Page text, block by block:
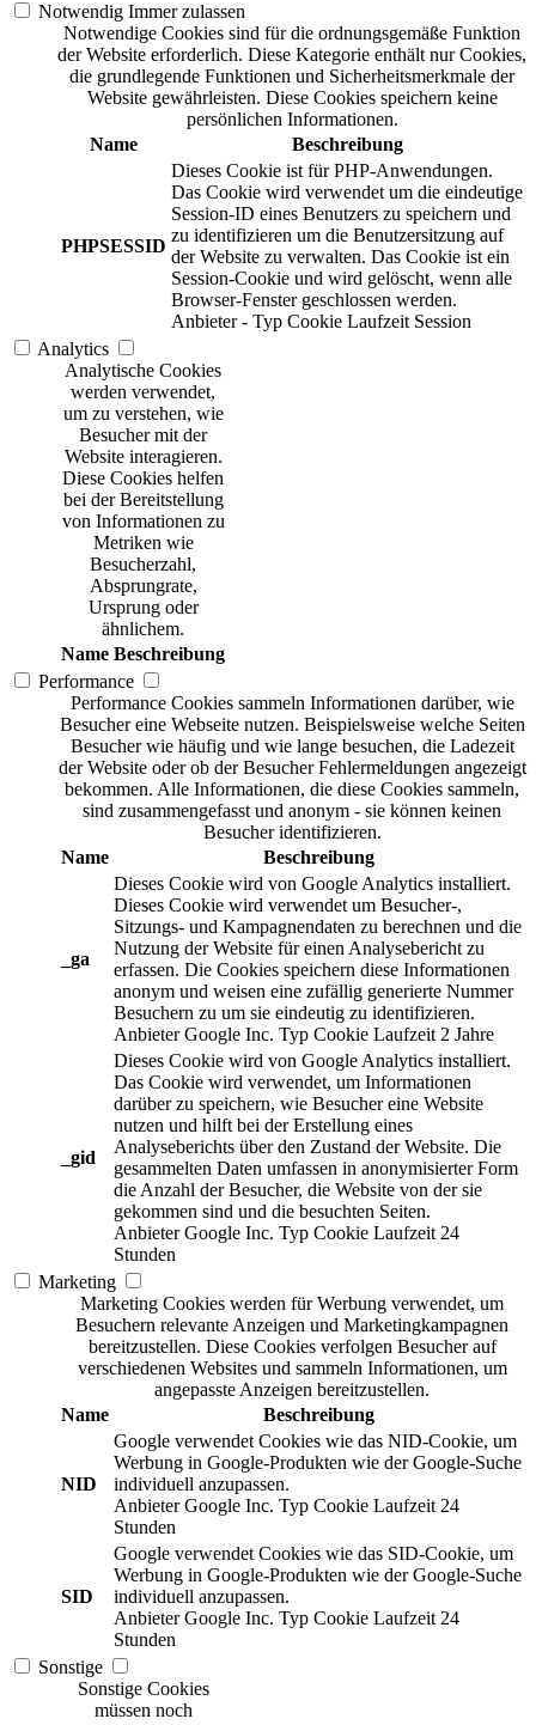
Notwendig Immer zulassen
Notwendige Cookies sind für die ordnungsgemäße Funktion
der Website erforderlich. Diese Kategorie enthält nur Cookies,
die grundlegende Funktionen und Sicherheitsmerkmale der
Website gewährleisten. Diese Cookies speichern keine
persönlichen Informationen.
Name
Beschreibung
PHPSESSID
Dieses Cookie ist für PHP-Anwendungen.
Das Cookie wird verwendet um die eindeutige
Session-ID eines Benutzers zu speichern und
zu identifizieren um die Benutzersitzung auf
der Website zu verwalten. Das Cookie ist ein
Session-Cookie und wird gelöscht, wenn alle
Browser-Fenster geschlossen werden.
Anbieter - Typ Cookie Laufzeit Session
Analytics
Analytische Cookies
werden verwendet,
um zu verstehen, wie
Besucher mit der
Website interagieren.
Diese Cookies helfen
bei der Bereitstellung
von Informationen zu
Metriken wie
Besucherzahl,
Absprungrate,
Ursprung oder
ähnlichem.
Name Beschreibung
Performance
Performance Cookies sammeln Informationen darüber, wie
Besucher eine Webseite nutzen. Beispielsweise welche Seiten
Besucher wie häufig und wie lange besuchen, die Ladezeit
der Website oder ob der Besucher Fehlermeldungen angezeigt
bekommen. Alle Informationen, die diese Cookies sammeln,
sind zusammengefasst und anonym - sie können keinen
Besucher identifizieren.
Name
Beschreibung
_ga
Dieses Cookie wird von Google Analytics installiert.
Dieses Cookie wird verwendet um Besucher-,
Sitzungs- und Kampagnendaten zu berechnen und die
Nutzung der Website für einen Analysebericht zu
erfassen. Die Cookies speichern diese Informationen
anonym und weisen eine zufällig generierte Nummer
Besuchern zu um sie eindeutig zu identifizieren.
Anbieter Google Inc. Typ Cookie Laufzeit 2 Jahre
_gid
Dieses Cookie wird von Google Analytics installiert.
Das Cookie wird verwendet, um Informationen
darüber zu speichern, wie Besucher eine Website
nutzen und hilft bei der Erstellung eines
Analyseberichts über den Zustand der Website. Die
gesammelten Daten umfassen in anonymisierter Form
die Anzahl der Besucher, die Website von der sie
gekommen sind und die besuchten Seiten.
Anbieter Google Inc. Typ Cookie Laufzeit 24
Stunden
Marketing
Marketing Cookies werden für Werbung verwendet, um
Besuchern relevante Anzeigen und Marketingkampagnen
bereitzustellen. Diese Cookies verfolgen Besucher auf
verschiedenen Websites und sammeln Informationen, um
angepasste Anzeigen bereitzustellen.
Name
Beschreibung
NID
Google verwendet Cookies wie das NID-Cookie, um
Werbung in Google-Produkten wie der Google-Suche
individuell anzupassen.
Anbieter Google Inc. Typ Cookie Laufzeit 24
Stunden
SID
Google verwendet Cookies wie das SID-Cookie, um
Werbung in Google-Produkten wie der Google-Suche
individuell anzupassen.
Anbieter Google Inc. Typ Cookie Laufzeit 24
Stunden
Sonstige
Sonstige Cookies
müssen noch